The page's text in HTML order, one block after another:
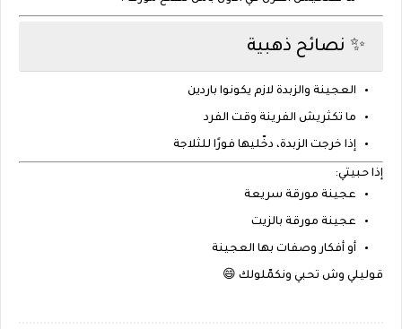
✨ نصائح ذهبية
العجينة والزبدة لازم يكونوا باردين
ما تكثريش الفرينة وقت الفرد
إذا خرجت الزبدة، دخّليها فورًا للثلاجة
إذا حبيتي:
عجينة مورقة سريعة
عجينة مورقة بالزيت
أو أفكار وصفات بها العجينة
قوليلي وش تحبي ونكمّلولك 😄